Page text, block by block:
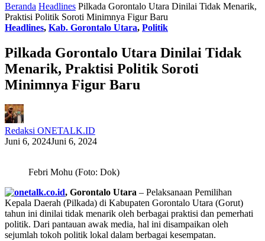
Beranda Headlines Pilkada Gorontalo Utara Dinilai Tidak Menarik,
Praktisi Politik Soroti Minimnya Figur Baru
Headlines, Kab. Gorontalo Utara, Politik
Pilkada Gorontalo Utara Dinilai Tidak
Menarik, Praktisi Politik Soroti
Minimnya Figur Baru
Redaksi ONETALK.ID
Juni 6, 2024Juni 6, 2024
Febri Mohu (Foto: Dok)
, Gorontalo Utara – Pelaksanaan Pemilihan
Kepala Daerah (Pilkada) di Kabupaten Gorontalo Utara (Gorut)
tahun ini dinilai tidak menarik oleh berbagai praktisi dan pemerhati
politik. Dari pantauan awak media, hal ini disampaikan oleh
sejumlah tokoh politik lokal dalam berbagai kesempatan.